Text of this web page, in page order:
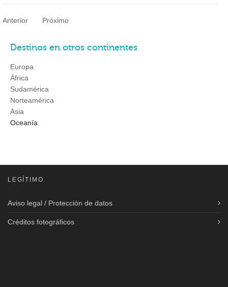
Anterior Próximo
Destinos en otros continentes
Europa
África
Sudamérica
Norteamérica
Asia
Oceanía
LEGÍTIMO
Aviso legal / Protección de datos
Créditos fotográficos